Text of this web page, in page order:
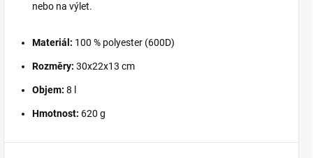
nebo na výlet.
Materiál: 100 % polyester (600D)
Rozměry: 30x22x13 cm
Objem: 8 l
Hmotnost: 620 g